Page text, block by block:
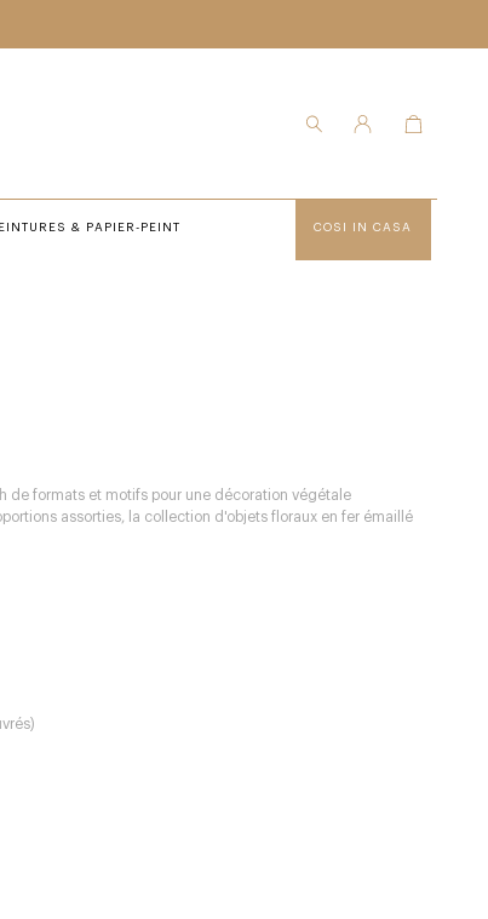
& PAPIER-PEINT COSI IN CASA
de formats et motifs pour une décoration végétale
assorties, la collection d'objets floraux en fer émaillé